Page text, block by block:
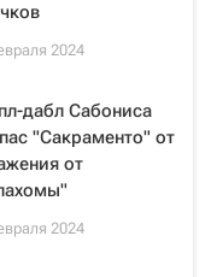
2024
дабл Сабониса
"Сакраменто" от
от
2024